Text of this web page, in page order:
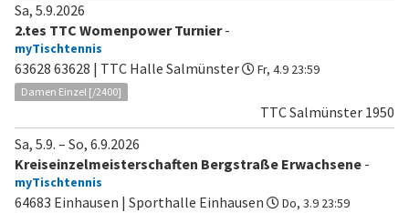
Sa, 5.9.2026
2.tes TTC Womenpower Turnier-
myTischtennis
63628 63628 | TTC Halle Salmünster Fr, 4.9 23:59
Damen Einzel [/2400]
TTC Salmünster 1950
Sa, 5.9. – So, 6.9.2026
Kreiseinzelmeisterschaften Bergstraße Erwachsene -
myTischtennis
64683 Einhausen | Sporthalle Einhausen Do, 3.9 23:59